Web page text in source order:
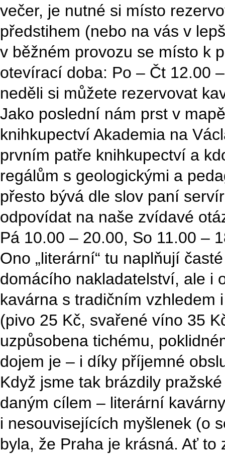
večer, je nutné si místo
předstihem (nebo na vás v
v běžném provozu se místo k
otevírací doba: Po – Čt 12.00
neděli si můžete rezervovat
Jako poslední nám prst v
knihkupectví Akademia na
prvním patře knihkupectví a
regálům s geologickými a
přesto bývá dle slov paní
odpovídat na naše zvídavé
Pá 10.00 – 20.00, So 11.00 –
Ono „literární“ tu naplňují
domácího nakladatelství, ale i
kavárna s tradičním vzhledem
(pivo 25 Kč, svařené víno 35
uzpůsobena tichému,
dojem je – i díky příjemné
Když jsme tak brázdily
daným cílem – literární
i nesouvisejících myšlenek (o
byla, že Praha je krásná. Ať